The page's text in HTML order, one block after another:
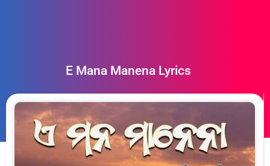
E Mana Manena Lyrics